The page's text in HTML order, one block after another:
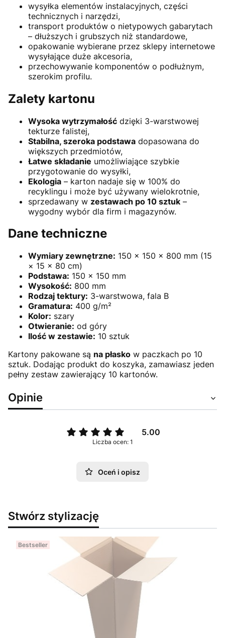
wysyłka elementów instalacyjnych, części
technicznych i narzędzi,
transport produktów o nietypowych gabarytach
– dłuższych i grubszych niż standardowe,
opakowanie wybierane przez sklepy internetowe
wysyłające duże akcesoria,
przechowywanie komponentów o podłużnym,
szerokim profilu.
Zalety kartonu
Wysoka wytrzymałość dzięki 3-warstwowej
tekturze falistej,
Stabilna, szeroka podstawa dopasowana do
większych przedmiotów,
Łatwe składanie umożliwiające szybkie
przygotowanie do wysyłki,
Ekologia – karton nadaje się w 100% do
recyklingu i może być używany wielokrotnie,
sprzedawany w zestawach po 10 sztuk –
wygodny wybór dla firm i magazynów.
Dane techniczne
Wymiary zewnętrzne: 150 × 150 × 800 mm (15
× 15 × 80 cm)
Podstawa: 150 × 150 mm
Wysokość: 800 mm
Rodzaj tektury: 3-warstwowa, fala B
Gramatura: 400 g/m²
Kolor: szary
Otwieranie: od góry
Ilość w zestawie: 10 sztuk
Kartony pakowane są na płasko w paczkach po 10
sztuk. Dodając produkt do koszyka, zamawiasz jeden
pełny zestaw zawierający 10 kartonów.
Opinie
5.00
Liczba ocen: 1
Oceń i opisz
Stwórz stylizację
Bestseller